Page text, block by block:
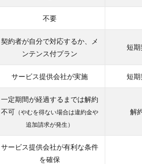
不要
契約者が自分で対応するか、メ
ンテンス付プラン
短期
サービス提供会社が実施 短期
一定期間が経過するまでは解約
不可（やむを得ない場合は違約金や
追加請求が発生）
解
サービス提供会社が有利な条件
を確保